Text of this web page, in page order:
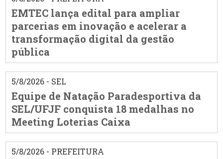
EMTEC lança edital para ampliar
parcerias em inovação e acelerar a
transformação digital da gestão
pública
5/8/2026 - SEL
Equipe de Natação Paradesportiva da
SEL/UFJF conquista 18 medalhas no
Meeting Loterias Caixa
5/8/2026 - PREFEITURA